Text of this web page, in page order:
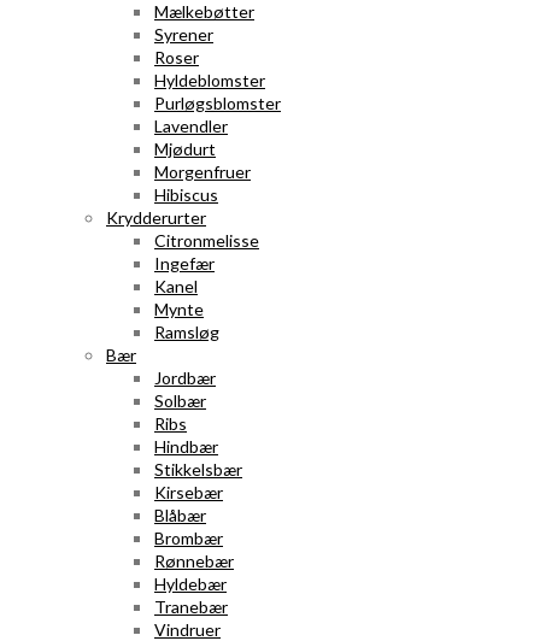
Mælkebøtter
Syrener
Roser
Hyldeblomster
Purløgsblomster
Lavendler
Mjødurt
Morgenfruer
Hibiscus
Krydderurter
Citronmelisse
Ingefær
Kanel
Mynte
Ramsløg
Bær
Jordbær
Solbær
Ribs
Hindbær
Stikkelsbær
Kirsebær
Blåbær
Brombær
Rønnebær
Hyldebær
Tranebær
Vindruer